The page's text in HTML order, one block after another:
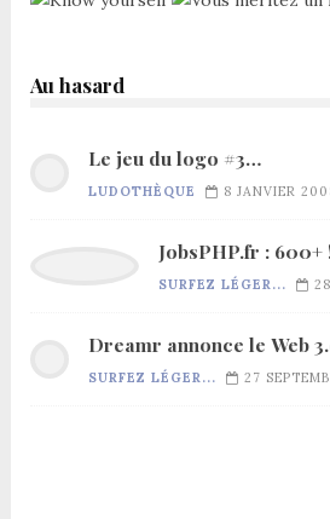
Au hasard
Le jeu du logo #3…
LUDOTHÈQUE 8 JANVIER
JobsPHP.fr : 600+
SURFEZ LÉGER...
Dreamr annonce le Web
SURFEZ LÉGER... 27